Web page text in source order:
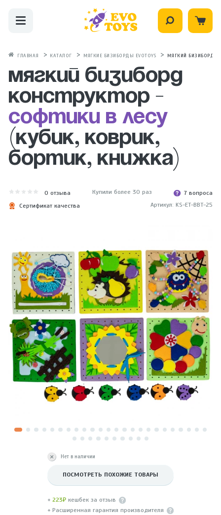
ГЛАВНАЯ КАТАЛОГ МЯГКИЕ БИЗИБОРДЫ EVOTOYS МЯГКИЙ БИЗИБОРД
Мягкий бизиборд
конструктор -
Софтики в Лесу
(кубик, коврик,
бортик, книжка)
0 отзыва Купили более 30 раз
7 вопроса
Сертификат качества
Артикул: KS-ET-BBT-25
Нет в наличии
ПОСМОТРЕТЬ ПОХОЖИЕ ТОВАРЫ
+223₽ кешбек за отзыв
+ Расширенная гарантия производителя